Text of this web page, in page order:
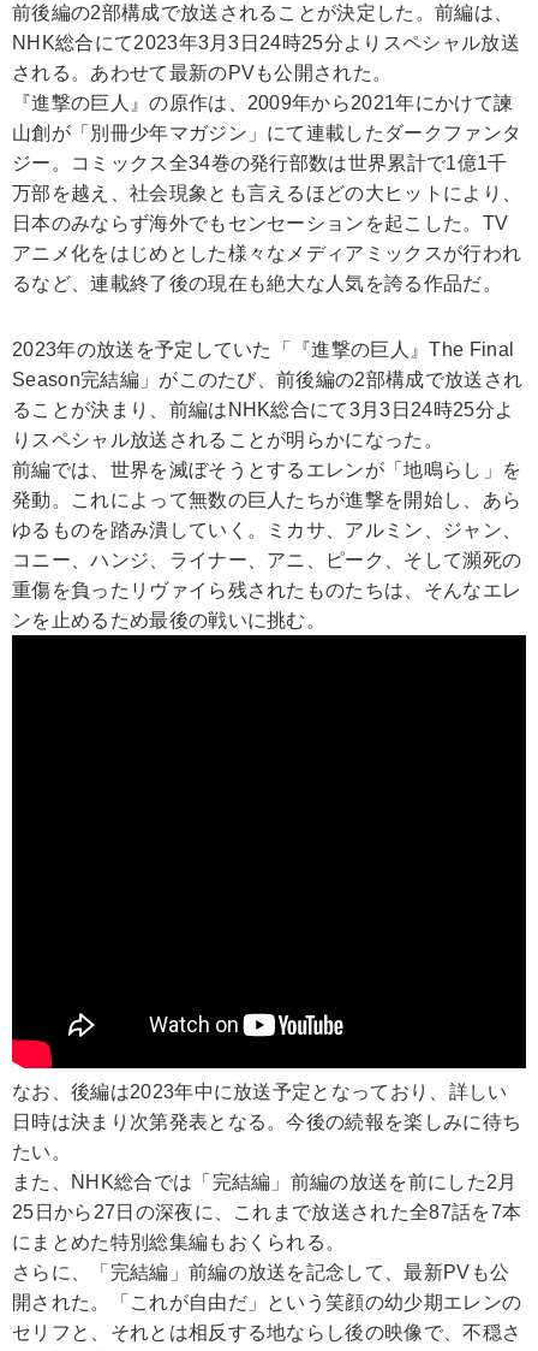
前後編の2部構成で放送されることが決定した。前編は、
NHK総合にて2023年3月3日24時25分よりスペシャル放送
される。あわせて最新のPVも公開された。
『進撃の巨人』の原作は、2009年から2021年にかけて諫
山創が「別冊少年マガジン」にて連載したダークファンタ
ジー。コミックス全34巻の発行部数は世界累計で1億1千
万部を越え、社会現象とも言えるほどの大ヒットにより、
日本のみならず海外でもセンセーションを起こした。TV
アニメ化をはじめとした様々なメディアミックスが行われ
るなど、連載終了後の現在も絶大な人気を誇る作品だ。
2023年の放送を予定していた「『進撃の巨人』The Final
Season完結編」がこのたび、前後編の2部構成で放送され
ることが決まり、前編はNHK総合にて3月3日24時25分よ
りスペシャル放送されることが明らかになった。
前編では、世界を滅ぼそうとするエレンが「地鳴らし」を
発動。これによって無数の巨人たちが進撃を開始し、あら
ゆるものを踏み潰していく。ミカサ、アルミン、ジャン、
コニー、ハンジ、ライナー、アニ、ピーク、そして瀕死の
重傷を負ったリヴァイら残されたものたちは、そんなエレ
ンを止めるため最後の戦いに挑む。
なお、後編は2023年中に放送予定となっており、詳しい
日時は決まり次第発表となる。今後の続報を楽しみに待ち
たい。
また、NHK総合では「完結編」前編の放送を前にした2月
25日から27日の深夜に、これまで放送された全87話を7本
にまとめた特別総集編もおくられる。
さらに、「完結編」前編の放送を記念して、最新PVも公
開された。「これが自由だ」という笑顔の幼少期エレンの
セリフと、それとは相反する地ならし後の映像で、不穏さ